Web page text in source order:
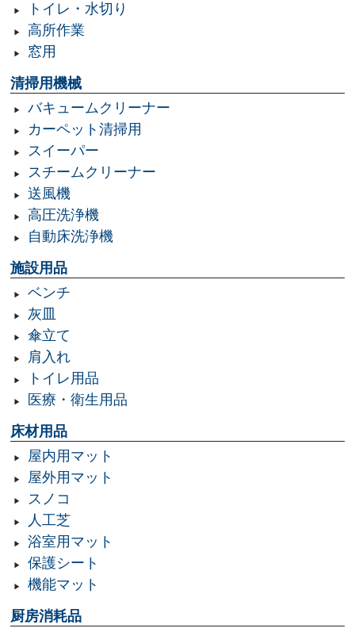
トイレ・水切り
高所作業
窓用
清掃用機械
バキュームクリーナー
カーペット清掃用
スイーパー
スチームクリーナー
送風機
高圧洗浄機
自動床洗浄機
施設用品
ベンチ
灰皿
傘立て
肩入れ
トイレ用品
医療・衛生用品
床材用品
屋内用マット
屋外用マット
スノコ
人工芝
浴室用マット
保護シート
機能マット
厨房消耗品